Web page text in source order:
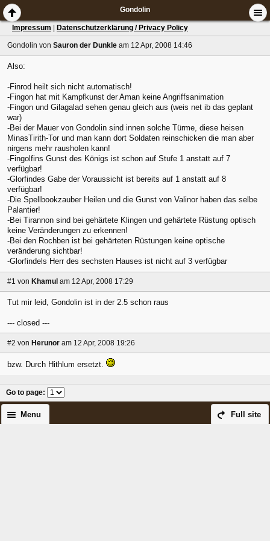
Gondolin
Impressum Datenschutzerklärung / Privacy Policy
Gondolin von Sauron der Dunkle am 12 Apr, 2008 14:46
Also:
-Finrod heilt sich nicht automatisch!
-Fingon hat mit Kampfkunst der Aman keine Angriffsanimation
-Fingon und Gilagalad sehen genau gleich aus (weis net ib das geplant
war)
-Bei der Mauer von Gondolin sind innen solche Türme, diese heisen
MinasTirith-Tor und man kann dort Soldaten reinschicken die man aber
nirgens mehr rausholen kann!
-Fingolfins Gunst des Königs ist schon auf Stufe 1 anstatt auf 7
verfügbar!
-Glorfindes Gabe der Voraussicht ist bereits auf 1 anstatt auf 8
verfügbar!
-Die Spellbookzauber Heilen und die Gunst von Valinor haben das selbe
Palantier!
-Bei Tirannon sind bei gehärtete Klingen und gehärtete Rüstung optisch
keine Veränderungen zu erkennen!
-Bei den Rochben ist bei gehärteten Rüstungen keine optische
veränderung sichtbar!
-Glorfindels Herr des sechsten Hauses ist nicht auf 3 verfügbar
#1 von Khamul am 12 Apr, 2008 17:29
Tut mir leid, Gondolin ist in der 2.5 schon raus
--- closed ---
#2 von Herunor am 12 Apr, 2008 19:26
bzw. Durch Hithlum ersetzt.
Go to page:
Full site
Menu